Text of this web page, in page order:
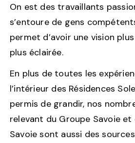
On est des travaillants
s’entoure de gens
permet d’avoir une vision
plus éclairée.
En plus de toutes les
l’intérieur des Résidences
permis de grandir, nos
relevant du Groupe Savoie et
Savoie sont aussi des